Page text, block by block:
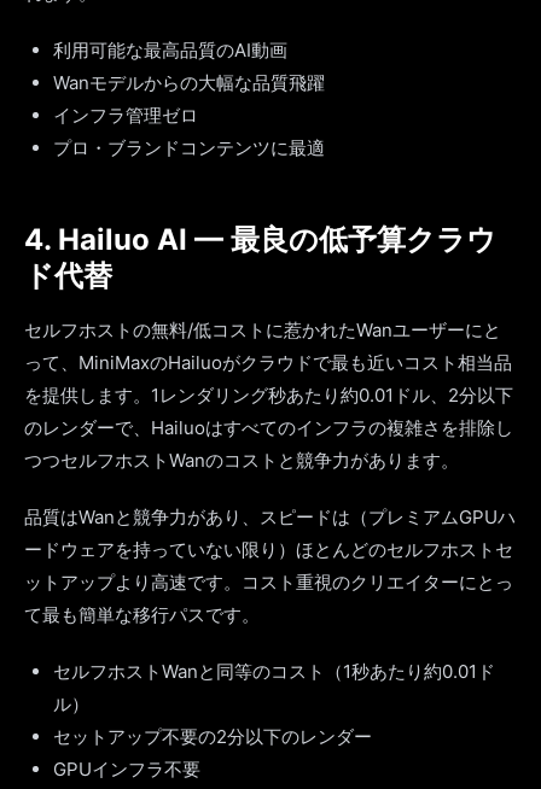
利用可能な最高品質のAI動画
Wanモデルからの大幅な品質飛躍
インフラ管理ゼロ
プロ・ブランドコンテンツに最適
4. Hailuo AI — 最良の低予算クラウ
ド代替
セルフホストの無料/低コストに惹かれたWanユーザーにと
って、MiniMaxのHailuoがクラウドで最も近いコスト相当品
を提供します。1レンダリング秒あたり約0.01ドル、2分以下
のレンダーで、Hailuoはすべてのインフラの複雑さを排除し
つつセルフホストWanのコストと競争力があります。
品質はWanと競争力があり、スピードは（プレミアムGPUハ
ードウェアを持っていない限り）ほとんどのセルフホストセ
ットアップより高速です。コスト重視のクリエイターにとっ
て最も簡単な移行パスです。
セルフホストWanと同等のコスト（1秒あたり約0.01ド
ル）
セットアップ不要の2分以下のレンダー
GPUインフラ不要